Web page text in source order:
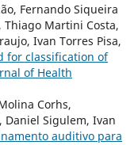
Fernando Siqueira
Thiago Martini Costa,
Ivan Torres Pisa,
for classification of
of Health
Corhs,
Daniel Sigulem, Ivan
auditivo para